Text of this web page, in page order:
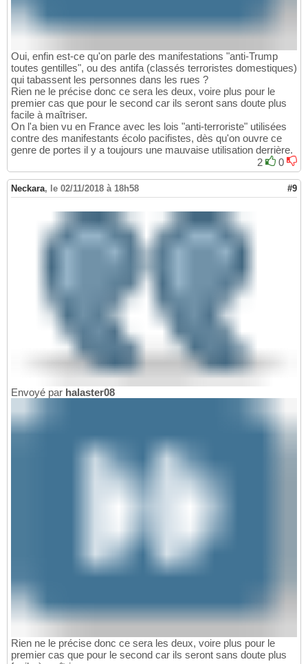
Oui, enfin est-ce qu'on parle des manifestations "anti-Trump
toutes gentilles", ou des antifa (classés terroristes domestiques)
qui tabassent les personnes dans les rues ?
Rien ne le précise donc ce sera les deux, voire plus pour le
premier cas que pour le second car ils seront sans doute plus
facile à maîtriser.
On l'a bien vu en France avec les lois "anti-terroriste" utilisées
contre des manifestants écolo pacifistes, dès qu'on ouvre ce
genre de portes il y a toujours une mauvaise utilisation derrière.
2
0
Neckara, le 02/11/2018 à 18h58 #9
Envoyé par halaster08
Rien ne le précise donc ce sera les deux, voire plus pour le
premier cas que pour le second car ils seront sans doute plus